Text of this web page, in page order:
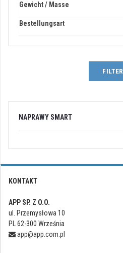
Gewicht / Masse
Bestellungsart
FILTER
NAPRAWY SMART
KONTAKT
APP SP. Z O.O.
ul. Przemysłowa 10
PL 62-300 Września
app@app.com.pl